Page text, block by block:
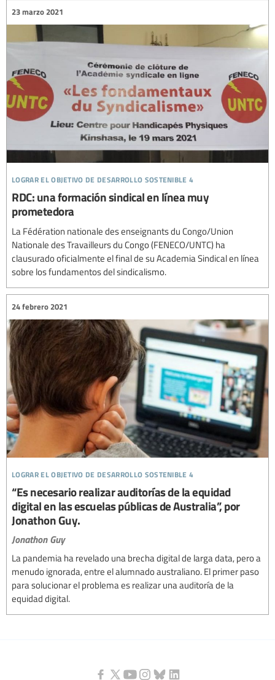
lograr el objetivo de desarrollo sostenible 4
23 marzo 2021
RDC: una formación sindical en línea muy
prometedora
La Fédération nationale des enseignants du Congo/Union
Nationale des Travailleurs du Congo (FENECO/UNTC) ha
clausurado oficialmente el final de su Academia Sindical en línea
sobre los fundamentos del sindicalismo.
lograr el objetivo de desarrollo sostenible 4
24 febrero 2021
“Es necesario realizar auditorías de la equidad
digital en las escuelas públicas de Australia”, por
Jonathon Guy.
Jonathon Guy
La pandemia ha revelado una brecha digital de larga data, pero a
menudo ignorada, entre el alumnado australiano. El primer paso
para solucionar el problema es realizar una auditoría de la
equidad digital.